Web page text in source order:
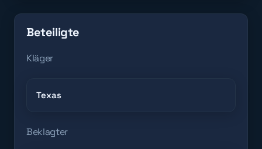
Beteiligte
Kläger
Texas
Beklagter